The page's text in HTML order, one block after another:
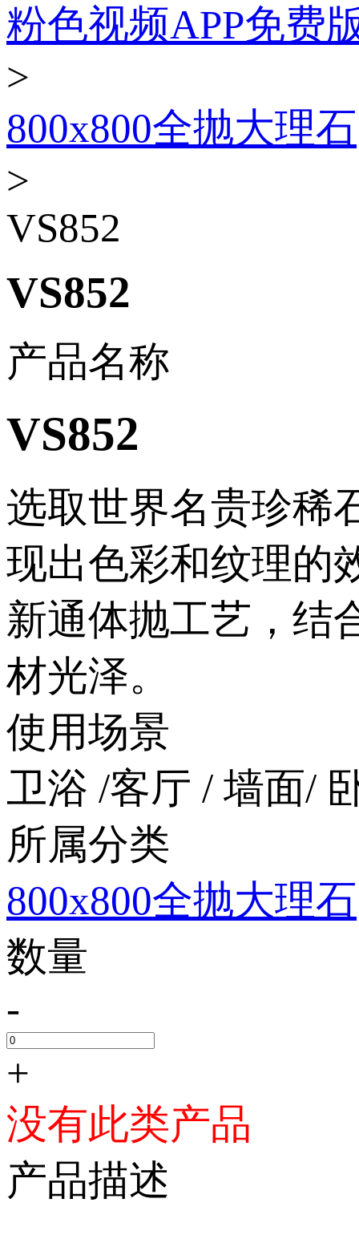
粉色视频APP免费
>
800x800全抛大理石
>
VS852
VS852
产品名称
VS852
选取世界名贵珍稀石
现出色彩和纹理的效
新通体抛工艺，
材光泽。
使用场景
卫浴 /客厅 / 墙面/
所属分类
800x800全抛大理石
数量
-
+
没有此类产品
产品描述